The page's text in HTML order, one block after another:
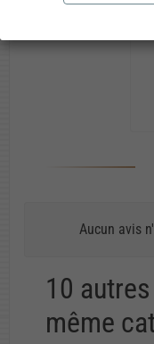
Aucun avis
10
même